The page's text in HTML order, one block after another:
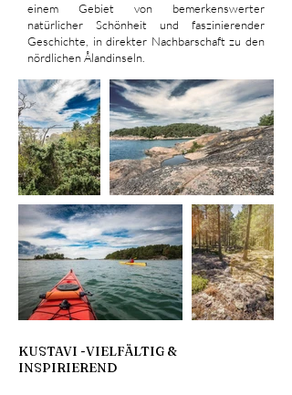
einem Gebiet von bemerkenswerter
natürlicher Schönheit und faszinierender
Geschichte, in direkter Nachbarschaft zu den
nördlichen Ålandinseln.
KUSTAVI -VIELFÄLTIG &
INSPIRIEREND